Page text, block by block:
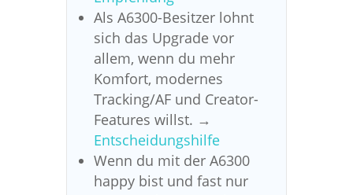
Als A6300-Besitzer lohnt
sich das Upgrade vor
allem, wenn du mehr
Komfort, modernes
Tracking/AF und Creator-
Features willst. →
Entscheidungshilfe
Wenn du mit der A6300
happy bist und fast nur